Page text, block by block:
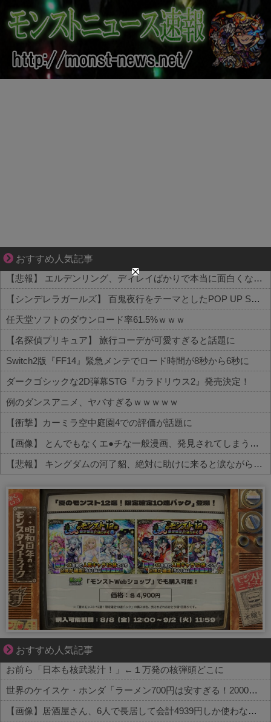
おすすめ人気記事
【マンガ】海外病院トラブルファイル
【悲報】 エルデンリング、ディレイばかりで本当に面白くないこのゲーム←賛同の声が多数…
【シンデレラガールズ】 百鬼夜行をテーマとしたPOP UP SHOPが東京・大阪にて開催
任天堂ソフトのダウンロード率61.5%ｗｗｗ
【名探偵プリキュア】 旅行コーデが可愛すぎると話題に
Switch2版『FF14』緊急メンテでロード時間が8秒から6秒に
ダークゴシックな2D弾幕STG『カラドリウス2』発売決定！
例のダンスアニメ、ヤバすぎるｗｗｗｗｗ
【衝撃】カーミラ空中庭園4での評価が話題に
【画像】 とんでもなくエ●チな一般漫画、発見されてしまう【セッ○ス描写あり】
【悲報】 キングダムの河了貂、絶対に助けに来ると涙ながらに絶叫したその日の夜に味方を死なせまくる作戦を提案するWWWWWWWWWWWWWWWWWWWWWWWWWWWW
Powered by livedoor 相互RSS
おすすめ人気記事
先輩と後輩、距離が変わった日から始まる恋
お前ら「日本も核武装汁！」←１万発の核弾頭どこに
世界のケイスケ・ホンダ「ラーメン700円は安すぎる！2000円にするべき」
【画像】居酒屋さん、6人で長居して会計4939円しか使わない客にお気持ち表明してしまう←コレどっちが悪いんや？？？？？？